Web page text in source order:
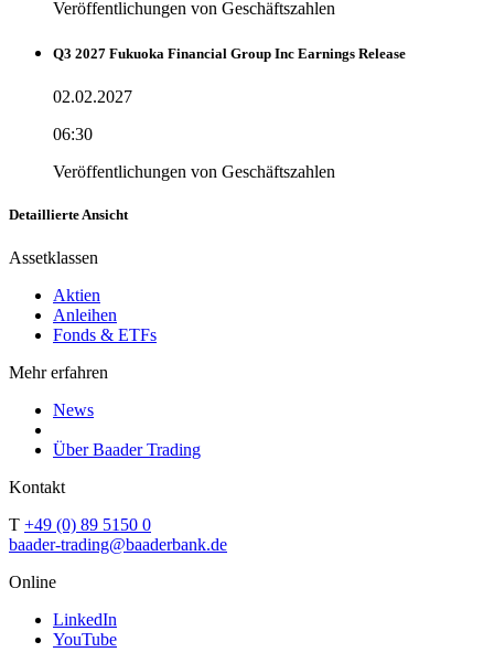
Veröffentlichungen von Geschäftszahlen
Q3 2027 Fukuoka Financial Group Inc Earnings Release
02.02.2027
06:30
Veröffentlichungen von Geschäftszahlen
Detaillierte Ansicht
Assetklassen
Aktien
Anleihen
Fonds & ETFs
Mehr erfahren
News
Über Baader Trading
Kontakt
T +49 (0) 89 5150 0
baader-trading@baaderbank.de
Online
LinkedIn
YouTube